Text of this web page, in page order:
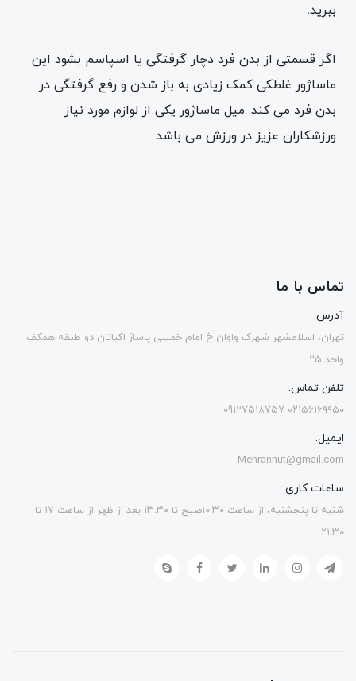
ببرید.
اگر قسمتی از بدن فرد دچار گرفتگی یا اسپاسم بشود این
ماساژور غلطکی کمک زیادی به باز شدن و رفع گرفتگی در
بدن فرد می کند. میل ماساژور یکی از لوازم مورد نیاز
ورزشکاران عزیز در ورزش می باشد
تماس با ما
آدرس:
تهران، اسلامشهر شهرک واوان خ امام خمینی پاساژ اکباتان دو طبقه همکف
واحد ۲۵
تلفن تماس:
۰۲۱۵۶۱۶۹۹۵۰ 09127518757
ایمیل:
Mehrannut@gmail.com
ساعات کاری:
شنبه تا پنجشنبه، از ساعت ۱۰:۳۰صبح تا ۱۳.۳۰ بعد از ظهر از ساعت ۱۷ تا
۲۱:۳۰